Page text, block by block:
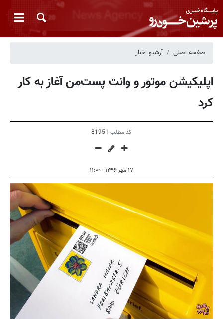
صفحه اصلی آرشیو اخبار
اپلیکیشن موتور و وانت پست‌من آغاز به کار
کرد
کد مطلب 81951
۱۷ مهر ۱۳۹۶ - ۱۱:۰۰